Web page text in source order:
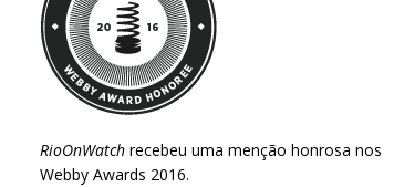
RioOnWatchrecebeu uma menção honrosa nos
Webby Awards 2016.